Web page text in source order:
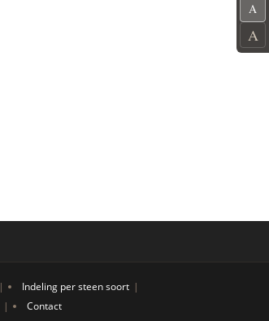
Indeling per steen soort
Contact
A
A